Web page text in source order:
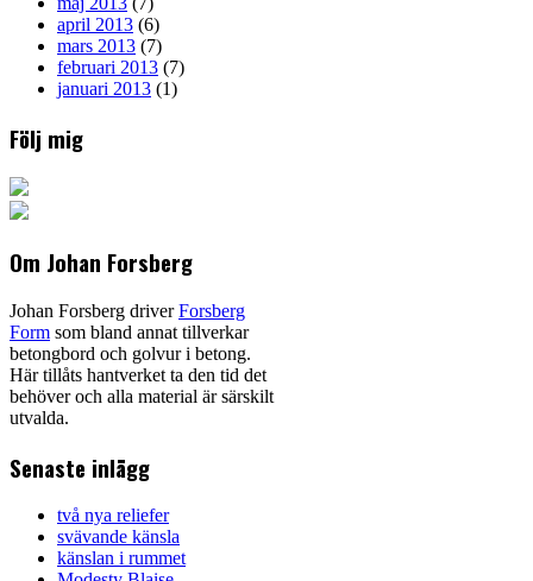
april 2013 (6)
mars 2013 (7)
februari 2013 (7)
januari 2013 (1)
Följ mig
Om Johan Forsberg
Johan Forsberg driverForsberg
Form som bland annat tillverkar
betongbord och golvur i betong.
Här tillåts hantverket ta den tid det
behöver och alla material är särskilt
utvalda.
Senaste inlägg
två nya reliefer
svävande känsla
känslan i rummet